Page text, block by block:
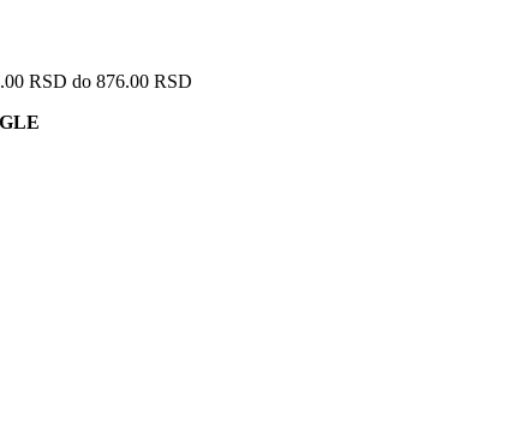
RSD do 876.00 RSD